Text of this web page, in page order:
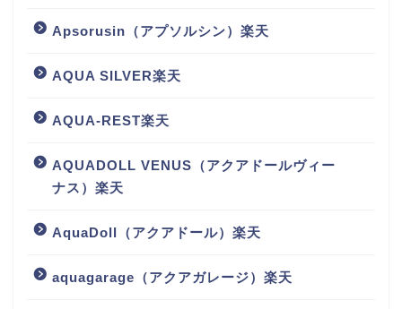
Apsorusin（アプソルシン）楽天
AQUA SILVER楽天
AQUA-REST楽天
AQUADOLL VENUS（アクアドールヴィー
ナス）楽天
AquaDoll（アクアドール）楽天
aquagarage（アクアガレージ）楽天